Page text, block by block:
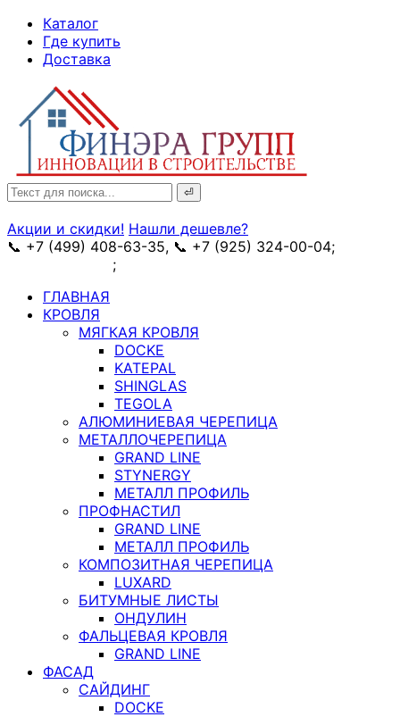
Skip
Content
Каталог
Где купить
Доставка
Search
for:
Акции и скидки! Нашли дешевле?
📞 +7 (499) 408-63-35, 📞 +7 (925) 324-00-04;
;
ГЛАВНАЯ
КРОВЛЯ
МЯГКАЯ КРОВЛЯ
DOCKE
KATEPAL
SHINGLAS
TEGOLA
АЛЮМИНИЕВАЯ ЧЕРЕПИЦА
МЕТАЛЛОЧЕРЕПИЦА
GRAND LINE
STYNERGY
МЕТАЛЛ ПРОФИЛЬ
ПРОФНАСТИЛ
GRAND LINE
МЕТАЛЛ ПРОФИЛЬ
КОМПОЗИТНАЯ ЧЕРЕПИЦА
LUXARD
БИТУМНЫЕ ЛИСТЫ
ОНДУЛИН
ФАЛЬЦЕВАЯ КРОВЛЯ
GRAND LINE
ФАСАД
САЙДИНГ
DOCKE